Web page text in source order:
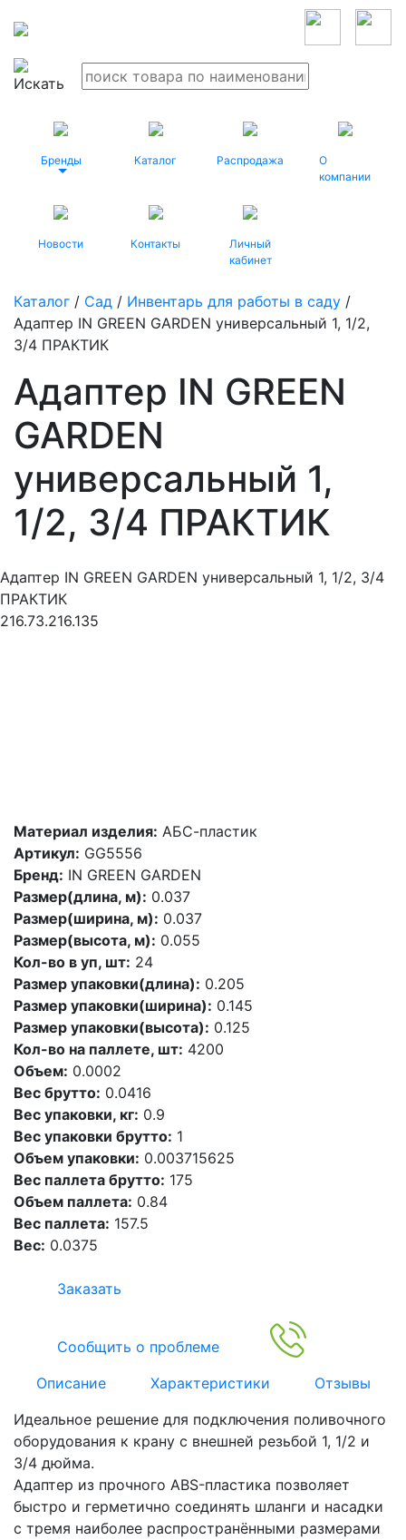
Бренды Каталог Распродажа
О
компании
Новости Контакты
Личный
кабинет
Каталог / Сад / Инвентарь для работы в саду /
Адаптер IN GREEN GARDEN универсальный 1, 1/2,
3/4 ПРАКТИК
Адаптер IN GREEN
GARDEN
универсальный 1,
1/2, 3/4 ПРАКТИК
Адаптер IN GREEN GARDEN универсальный 1, 1/2, 3/4
ПРАКТИК
216.73.216.135
Материал изделия: АБС-пластик
Артикул: GG5556
Бренд: IN GREEN GARDEN
Размер(длина, м): 0.037
Размер(ширина, м): 0.037
Размер(высота, м): 0.055
Кол-во в уп, шт: 24
Размер упаковки(длина): 0.205
Размер упаковки(ширина): 0.145
Размер упаковки(высота): 0.125
Кол-во на паллете, шт: 4200
Объем: 0.0002
Вес брутто: 0.0416
Вес упаковки, кг: 0.9
Вес упаковки брутто: 1
Объем упаковки: 0.003715625
Вес паллета брутто: 175
Объем паллета: 0.84
Вес паллета: 157.5
Вес: 0.0375
Заказать
Сообщить о проблеме
Описание
Характеристики
Отзывы
Идеальное решение для подключения поливочного
оборудования к крану с внешней резьбой 1, 1/2 и
3/4 дюйма.
Адаптер из прочного ABS-пластика позволяет
быстро и герметично соединять шланги и насадки
с тремя наиболее распространёнными размерами